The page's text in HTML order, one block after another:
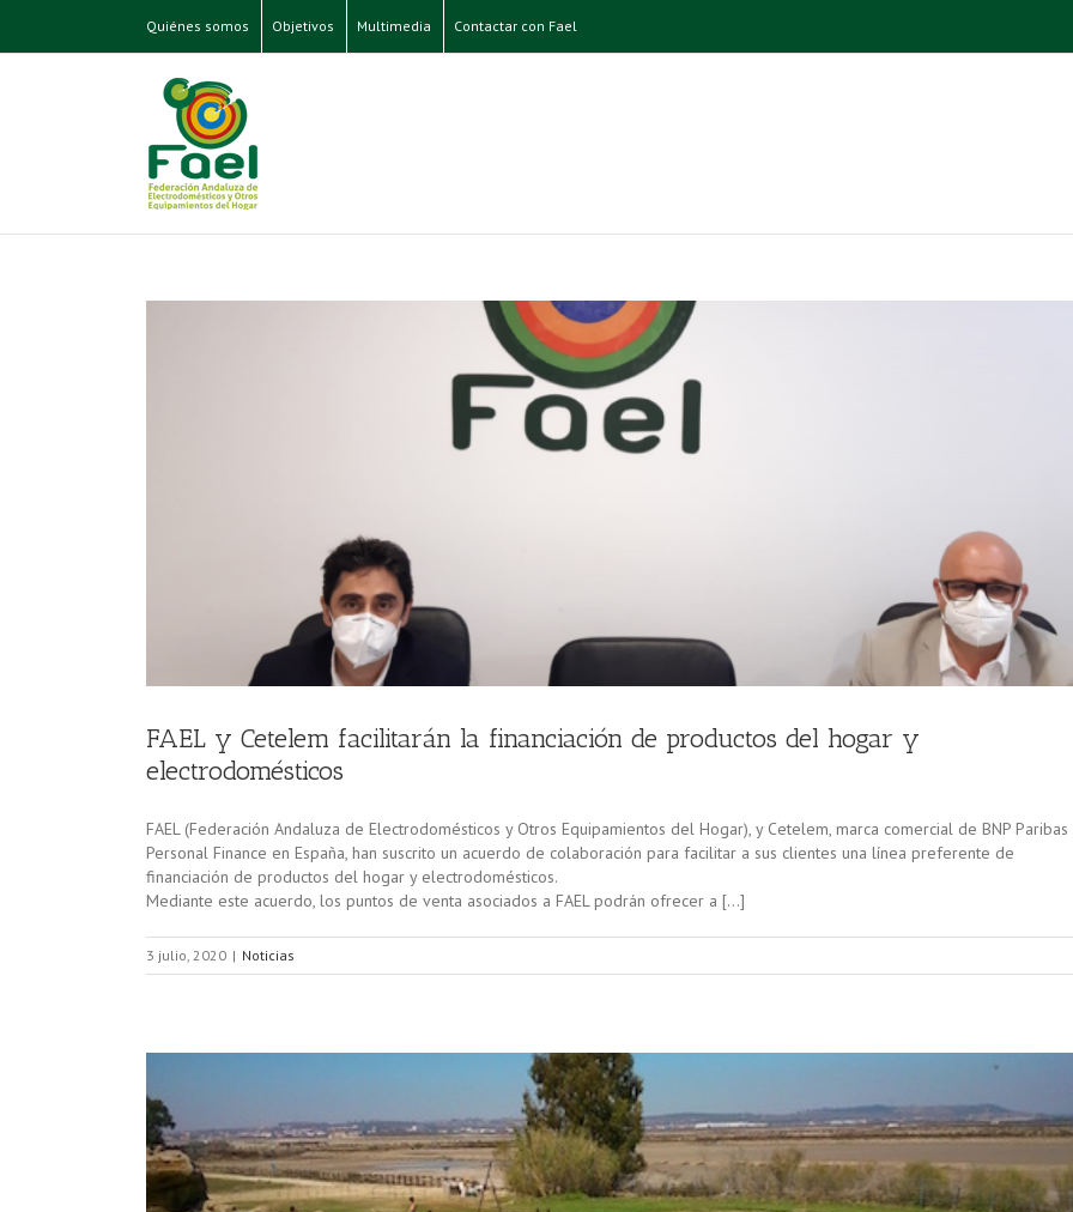
Quiénes somos Objetivos Multimedia Contactar con Fael
FAEL y Cetelem facilitarán la financiación de productos del hogar y
electrodomésticos
FAEL (Federación Andaluza de Electrodomésticos y Otros Equipamientos del Hogar), y Cetelem, marca comercial de BNP Paribas
Personal Finance en España, han suscrito un acuerdo de colaboración para facilitar a sus clientes una línea preferente de
financiación de productos del hogar y electrodomésticos.
Mediante este acuerdo, los puntos de venta asociados a FAEL podrán ofrecer a […]
3 julio, 2020 | Noticias